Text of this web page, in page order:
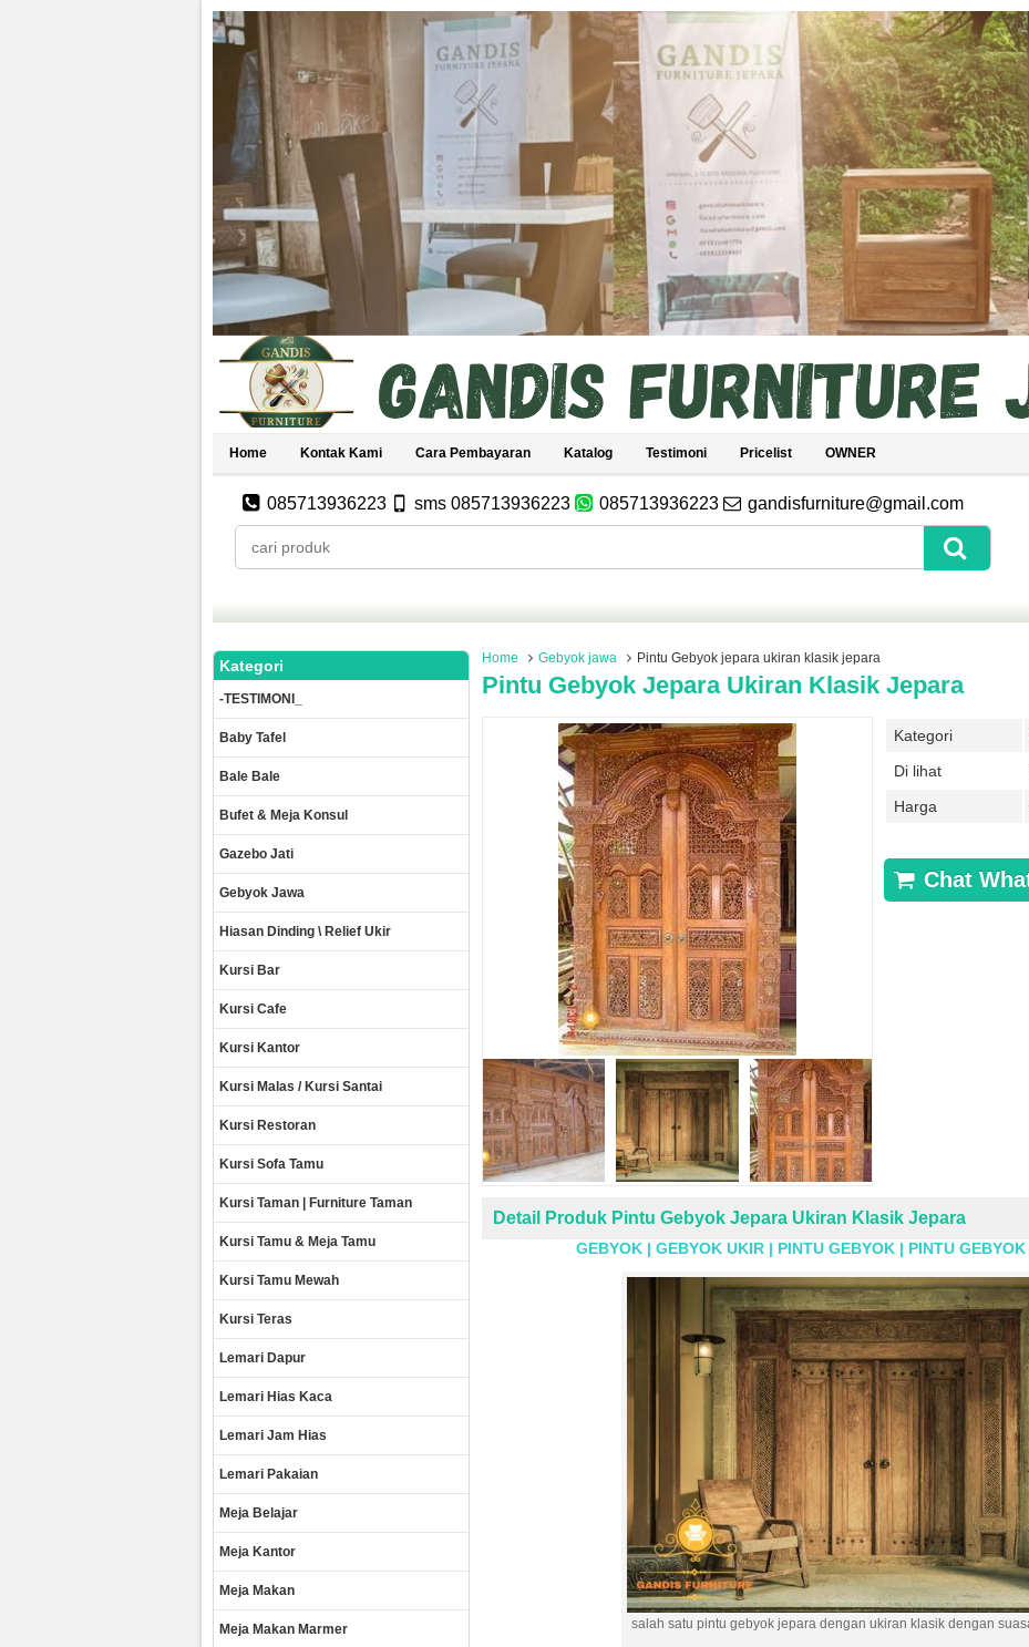
Home Kontak Kami Cara Pembayaran Katalog Testimoni Pricelist OWNER
085713936223 sms 085713936223 085713936223 gandisfurniture@gmail.com
Home Gebyok jawa Pintu Gebyok jepara ukiran klasik jepara
Pintu Gebyok Jepara Ukiran Klasik Jepara
Kategori
Di lihat
Harga
Chat
Detail Produk Pintu Gebyok Jepara Ukiran Klasik Jepara
GEBYOK | GEBYOK UKIR | PINTU GEBYOK | PINTU
salah satu pintu gebyok jepara dengan ukiran klasik dengan
Kategori
-TESTIMONI_
Baby Tafel
Bale Bale
Bufet & Meja Konsul
Gazebo Jati
Gebyok Jawa
Hiasan Dinding \ Relief Ukir
Kursi Bar
Kursi Cafe
Kursi Kantor
Kursi Malas / Kursi Santai
Kursi Restoran
Kursi Sofa Tamu
Kursi Taman | Furniture Taman
Kursi Tamu & Meja Tamu
Kursi Tamu Mewah
Kursi Teras
Lemari Dapur
Lemari Hias Kaca
Lemari Jam Hias
Lemari Pakaian
Meja Belajar
Meja Kantor
Meja Makan
Meja Makan Marmer